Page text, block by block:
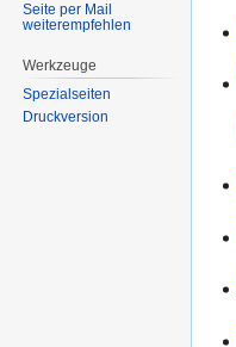
Seite per Mail
weiterempfehlen
Werkzeuge
Spezialseiten
Druckversion